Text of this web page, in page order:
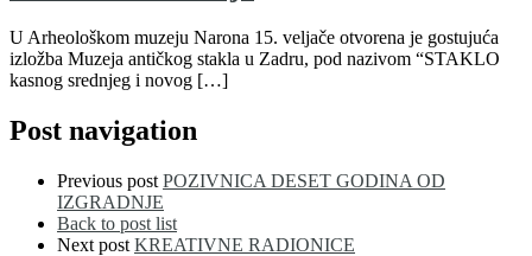
U Arheološkom muzeju Narona 15. veljače otvorena je gostujuća
izložba Muzeja antičkog stakla u Zadru, pod nazivom “STAKLO
kasnog srednjeg i novog […]
Post navigation
Previous post POZIVNICA DESET GODINA OD
IZGRADNJE
Back to post list
Next post KREATIVNE RADIONICE